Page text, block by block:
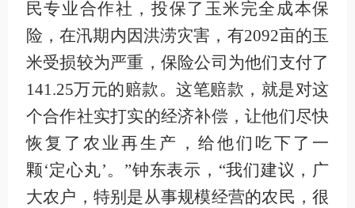
民专业合作社，投保了玉米完全成本保
险，在汛期内因洪涝灾害，有2092亩的玉
米受损较为严重，保险公司为他们支付了
141.25万元的赔款。这笔赔款，就是对这
个合作社实打实的经济补偿，让他们尽快
恢复了农业再生产，给他们吃下了一
颗‘定心丸’。”钟东表示，“我们建议，广
大农户，特别是从事规模经营的农民，很